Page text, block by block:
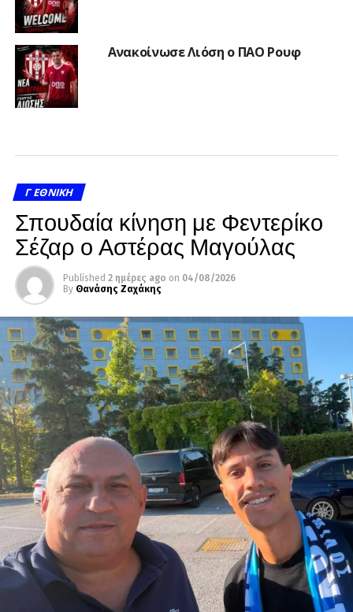
Ανακοίνωσε Λιόση ο ΠΑΟ Ρουφ
Γ ΕΘΝΙΚΉ
Σπουδαία κίνηση με Φεντερίκο
Σέζαρ ο Αστέρας Μαγούλας
Published 2 ημέρες ago on 04/08/2026
By Θανάσης Ζαχάκης